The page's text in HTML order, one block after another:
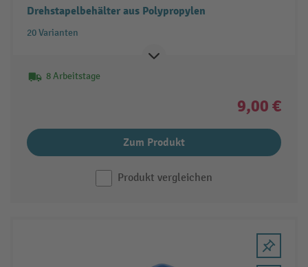
Drehstapelbehälter aus Polypropylen
20 Varianten
8 Arbeitstage
9,00 €
Zum Produkt
Produkt vergleichen